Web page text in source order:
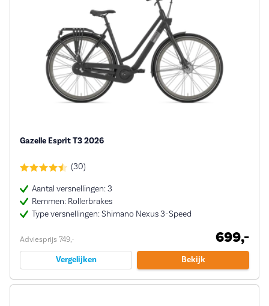
Gazelle Esprit T3 2026
(30)
Aantal versnellingen: 3
Remmen: Rollerbrakes
Type versnellingen: Shimano Nexus 3-Speed
Adviesprijs 749,- 699,-
Vergelijken Bekijk